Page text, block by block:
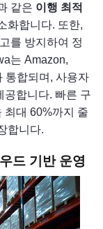
같은 이행 최적
화합니다. 또한,
를 방지하여 정
는 Amazon,
통합되며, 사용자
공합니다. 빠른 구
최대 60%까지 줄
합니다.
드 기반 운영